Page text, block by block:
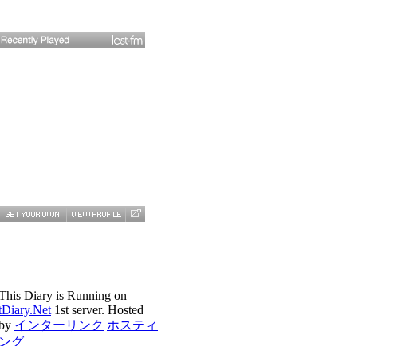
Diary is Running on
1st server. Hosted
インターリンク ホスティ
ング